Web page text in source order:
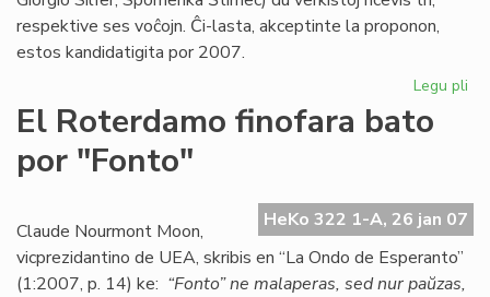
respektive ses voĉojn. Ĉi-lasta, akceptinte la proponon,
estos kandidatigita por 2007.
Legu pli
El Roterdamo finofara bato
por "Fonto"
HeKo 322 1-A, 26 jan 07
Claude Nourmont Moon,
vicprezidantino de UEA, skribis en “La Ondo de Esperanto”
(1:2007, p. 14) ke: “Fonto” ne malaperas, sed nur paŭzas,